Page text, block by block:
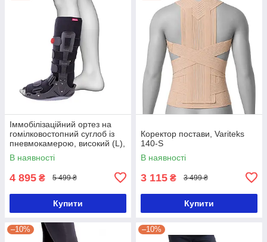
Іммобілізаційний ортез на
гомілковостопний суглоб із
пневмокамерою, високий (L),
Ottobock Malleo Immobil Air
Walker-S
В наявності
4 895 ₴ 5 499 ₴
Купити
Коректор постави, Variteks
140-S
В наявності
3 115 ₴ 3 499 ₴
Купити
–10% –10%